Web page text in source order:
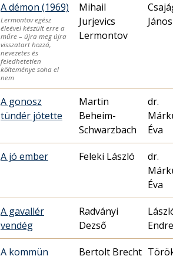
A démon (1969)
Lermontov egész
éleével készült erre a
műre – újra meg újra
visszatart hozzá,
nevezetes és
feledhetetlen
költeménye soha el
nem
Mihail
Jurjevics
Lermontov
János
A gonosz
tündér jótette
Martin
Beheim-
Schwarzbach
dr.
Éva
A jó ember Feleki László
dr.
Éva
A gavallér
vendég
Radványi
Dezső
Endre
A kommün Bertolt Brecht